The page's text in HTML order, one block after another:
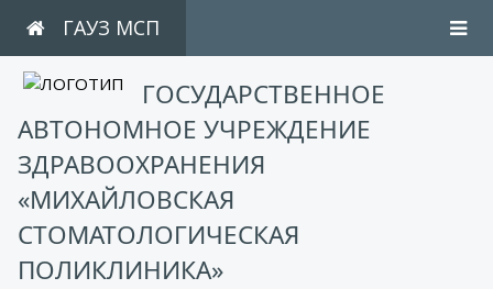
ГАУЗ МСП
ГОСУДАРСТВЕННОЕ
АВТОНОМНОЕ УЧРЕЖДЕНИЕ
ЗДРАВООХРАНЕНИЯ
«МИХАЙЛОВСКАЯ
СТОМАТОЛОГИЧЕСКАЯ
ПОЛИКЛИНИКА»